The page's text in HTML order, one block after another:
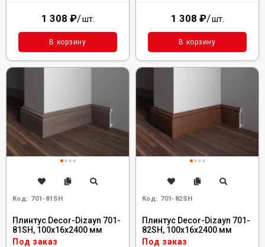
1 308 ₽/шт.
В корзину
1 308 ₽/шт.
В корзину
Код: 701-81SH
Плинтус Decor-Dizayn 701-
81SH, 100x16x2400 мм
Под заказ
Код: 701-82SH
Плинтус Decor-Dizayn 701-
82SH, 100x16x2400 мм
Под заказ